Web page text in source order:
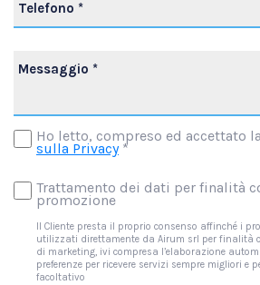
Ho letto, compreso ed accettato
sulla Privacy*
Trattamento dei dati per finalità
promozione
Il Cliente presta il proprio consenso affinché i
utilizzati direttamente da Airum srl per finalità
di marketing, ivi compresa l’elaborazione
preferenze per ricevere servizi sempre migliori e
facoltativo